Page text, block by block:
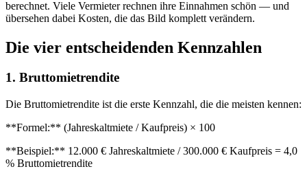
berechnet. Viele Vermieter rechnen ihre Einnahmen schön — und
übersehen dabei Kosten, die das Bild komplett verändern.
Die vier entscheidenden Kennzahlen
1. Bruttomietrendite
Die Bruttomietrendite ist die erste Kennzahl, die die meisten kennen:
**Formel:** (Jahreskaltmiete / Kaufpreis) × 100
**Beispiel:** 12.000 € Jahreskaltmiete / 300.000 € Kaufpreis = 4,0
% Bruttomietrendite